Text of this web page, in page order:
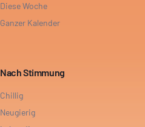
Diese Woche
Ganzer Kalender
Nach Stimmung
Chillig
Neugierig